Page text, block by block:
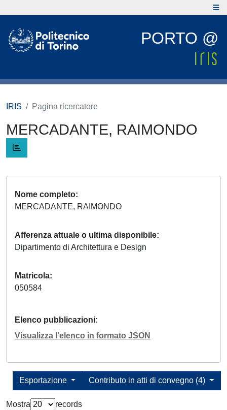
PORTO @
IRIS Pagina ricercatore
MERCADANTE, RAIMONDO
Nome completo
MERCADANTE, RAIMONDO
Afferenza attuale o ultima disponibile
Dipartimento di Architettura e Design
Matricola
050584
Elenco pubblicazioni
Visualizza l'elenco in formato JSON
Contributo in atti di convegno (4)
Esportazione
Mostra
records